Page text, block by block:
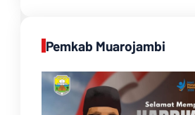
Pemkab Muarojambi